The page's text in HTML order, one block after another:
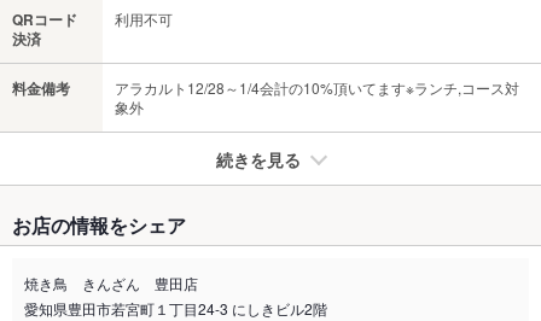
QRコード
決済
利用不可
料金備考
アラカルト12/28～1/4会計の10%頂いてます※ランチ,コース対
象外
続きを見る
禁煙・喫煙
分煙（仕切りあり）
電子たばこのみ喫煙可能に変わりました！紙たばこは店舗入り
口にて灰皿をご用意しております。
お店の情報をシェア
焼き鳥 きんざん 豊田店
愛知県豊田市若宮町１丁目24-3 にしきビル2階